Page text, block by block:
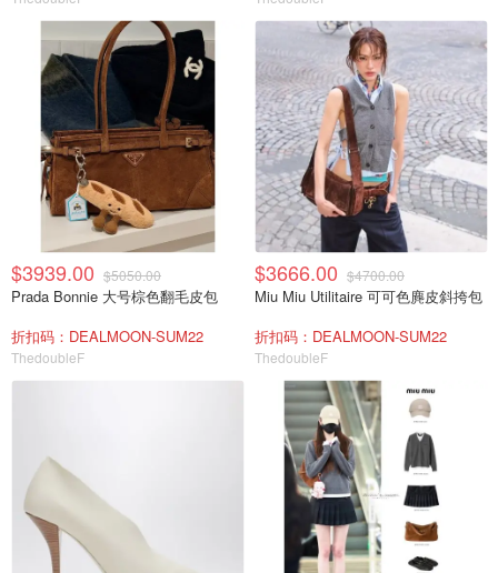
$3939.00 $5050.00
Prada Bonnie 大号棕色翻毛皮包
折扣码：DEALMOON-SUM22
ThedoubleF
$3666.00 $4700.00
Miu Miu Utilitaire 可可色麂皮斜挎包
折扣码：DEALMOON-SUM22
ThedoubleF